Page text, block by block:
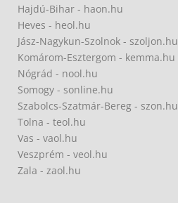
Hajdú-Bihar - haon.hu
Heves - heol.hu
Jász-Nagykun-Szolnok - szoljon.hu
Komárom-Esztergom - kemma.hu
Nógrád - nool.hu
Somogy - sonline.hu
Szabolcs-Szatmár-Bereg - szon.hu
Tolna - teol.hu
Vas - vaol.hu
Veszprém - veol.hu
Zala - zaol.hu